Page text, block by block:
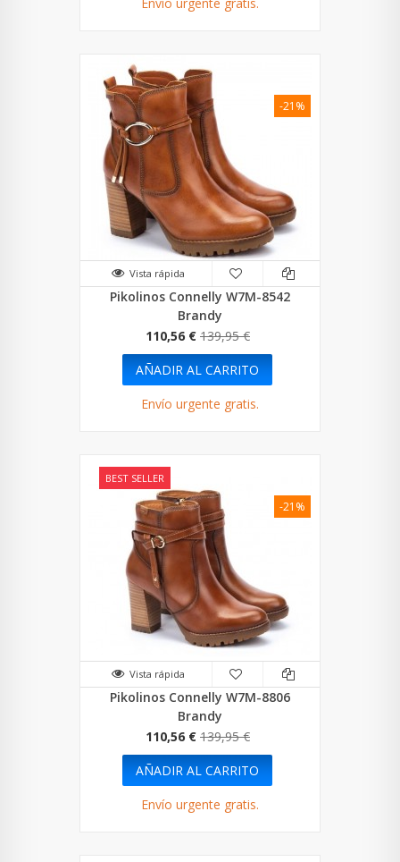
Vista rápida
Pikolinos Connelly W7M-8542
Brandy
110,56 € 139,95 €
-21%
AÑADIR AL CARRITO
Envío urgente gratis.
BEST SELLER
Vista rápida
Pikolinos Connelly W7M-8806
Brandy
110,56 € 139,95 €
-21%
AÑADIR AL CARRITO
Envío urgente gratis.